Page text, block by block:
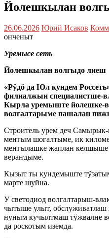
Йолешкылан
26.06.2026 Юрий Исаков
онченыт
Уремысе сеть
Йолешкылан волгыдо лиеш
«Рӱдӧ да Юл кундем
филиалжын специалистше-
Кырла уремыште йолешке-
волгалтарыме пашалан
Строитель урем деч
меҥгым шогалтыме, ик
меҥгылашке жаплан келшыше
вераҥдыме.
Кызыт ты кундемыште
марте шуйна.
У светодиод волгалтарыш-
чытыше улыт,
нуным кучылтмаш тӱжвалне
да роскотым иземда.